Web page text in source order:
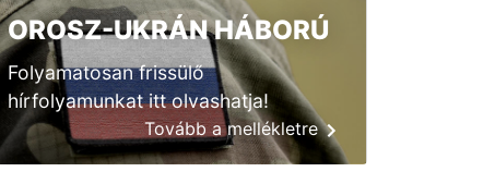
OROSZ-UKRÁN HÁBORÚ
Folyamatosan frissülő
hírfolyamunkat itt olvashatja!
Tovább a mellékletre